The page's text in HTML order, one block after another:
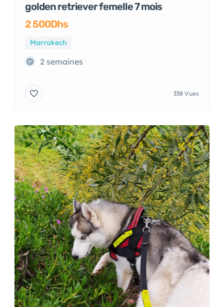
golden retriever femelle 7 mois
2 500Dhs
Marrakech
2 semaines
338 Vues